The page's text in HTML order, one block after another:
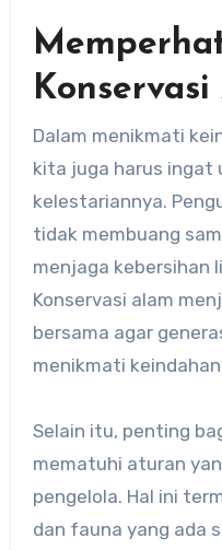
Konservasi
Dalam menikmati
kita juga harus ingat
kelestariannya.
tidak membuang
menjaga kebersihan
Konservasi alam
bersama agar
menikmati
Selain itu, penting
mematuhi aturan
pengelola. Hal ini
dan fauna yang ada